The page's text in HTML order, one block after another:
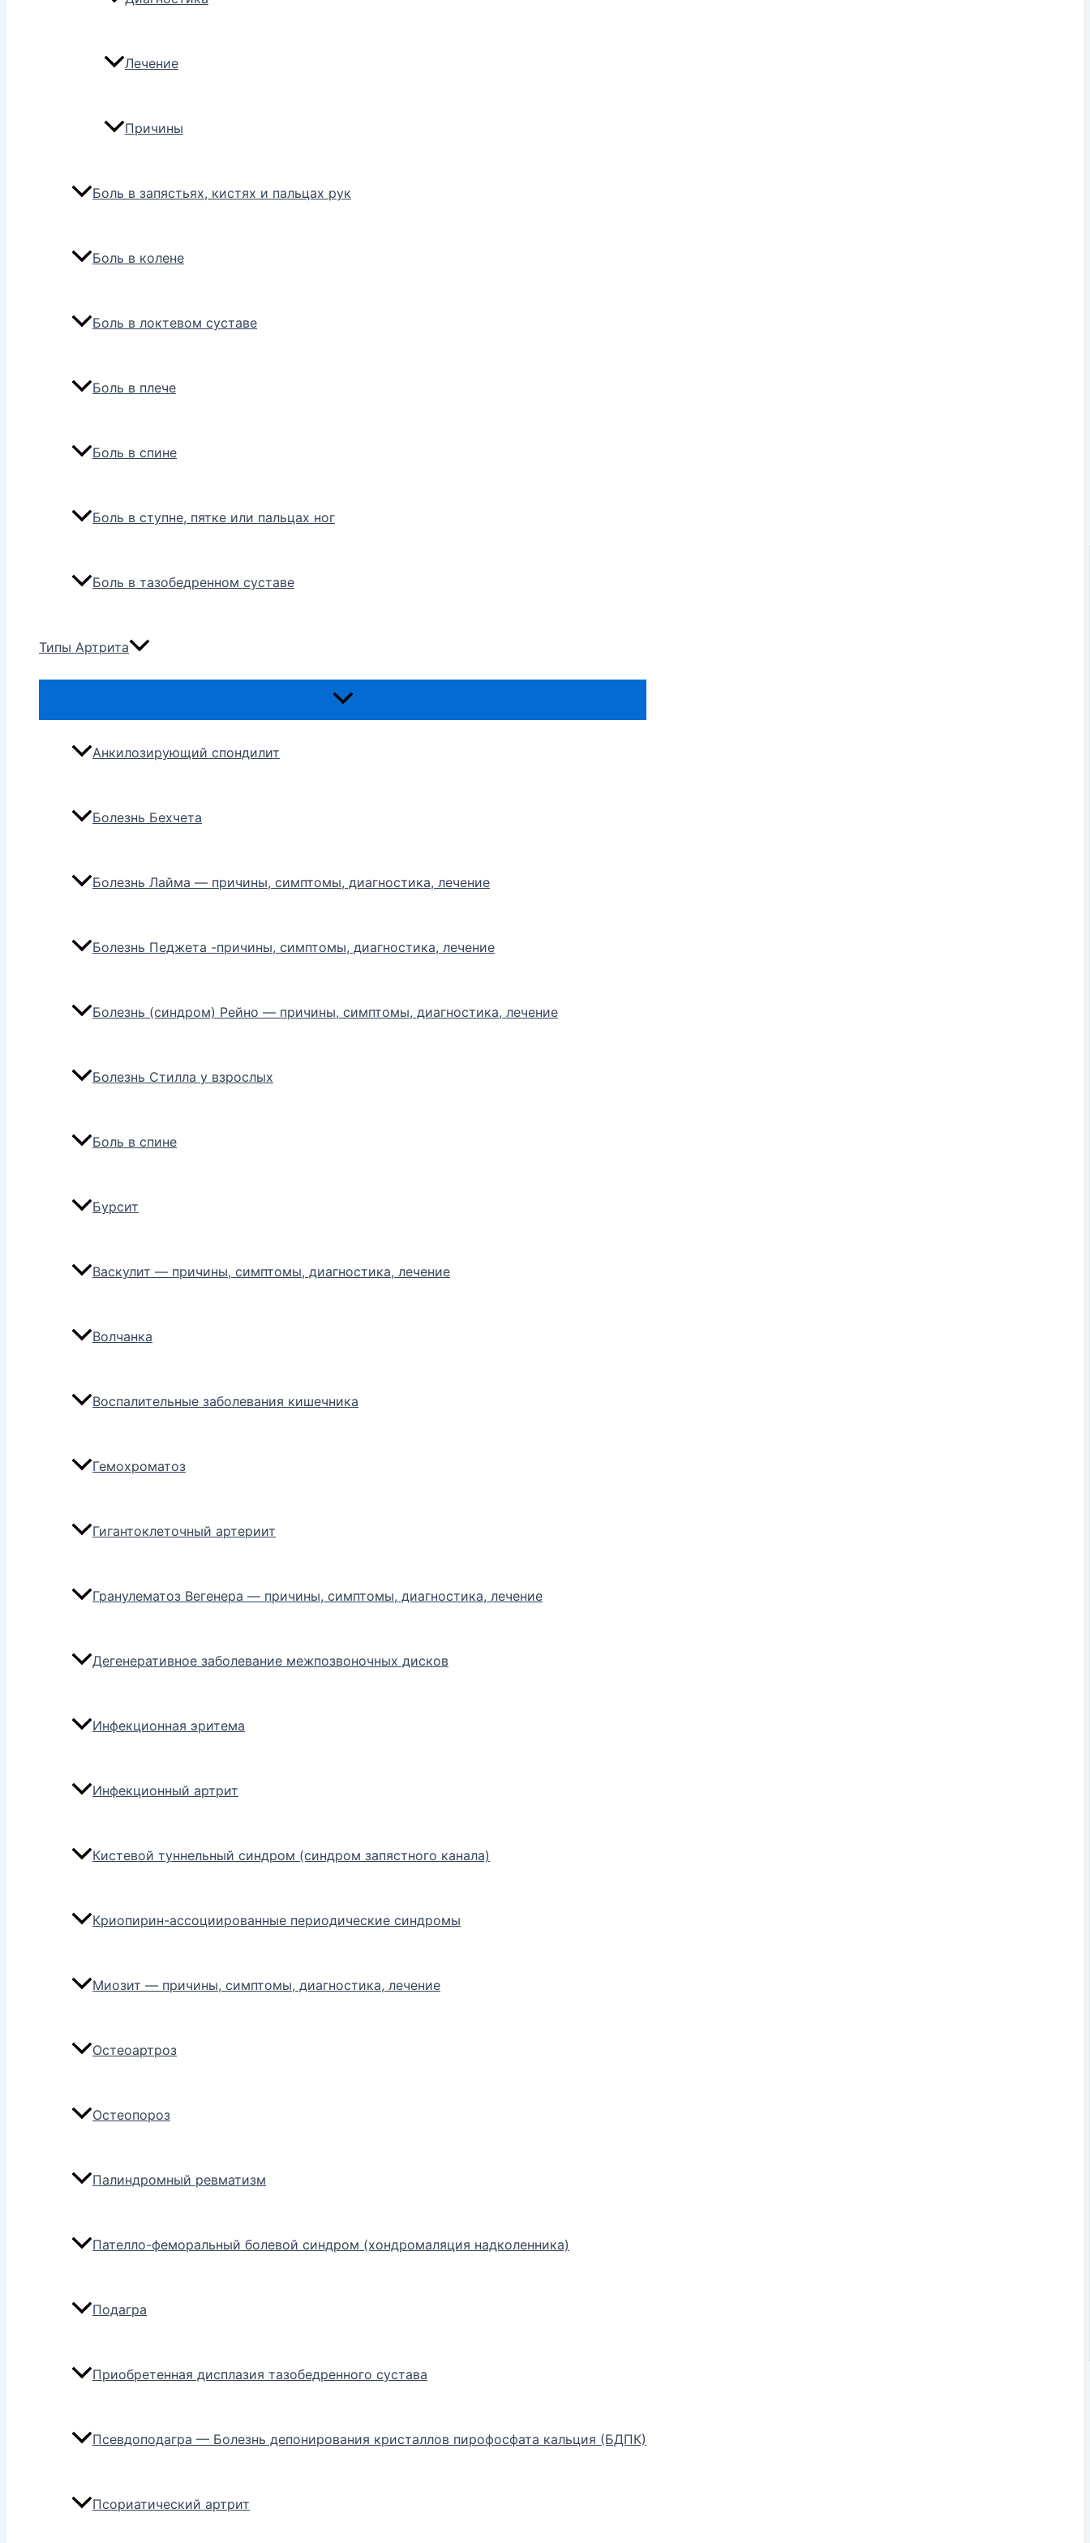
Лечение
Причины
Боль в запястьях, кистях и пальцах рук
Боль в колене
Боль в локтевом суставе
Боль в плече
Боль в спине
Боль в ступне, пятке или пальцах ног
Боль в тазобедренном суставе
Типы Артрита
Переключатель
Анкилозирующий спондилит
Болезнь Бехчета
Болезнь Лайма — причины, симптомы, диагностика, лечение
Болезнь Педжета -причины, симптомы, диагностика, лечение
Болезнь (синдром) Рейно — причины, симптомы, диагностика, лечение
Болезнь Стилла у взрослых
Боль в спине
Бурсит
Васкулит — причины, симптомы, диагностика, лечение
Волчанка
Воспалительные заболевания кишечника
Гемохроматоз
Гигантоклеточный артериит
Гранулематоз Вегенера — причины, симптомы, диагностика, лечение
Дегенеративное заболевание межпозвоночных дисков
Инфекционная эритема
Инфекционный артрит
Кистевой туннельный синдром (синдром запястного канала)
Криопирин-ассоциированные периодические синдромы
Миозит — причины, симптомы, диагностика, лечение
Остеоартроз
Остеопороз
Палиндромный ревматизм
Пателло-феморальный болевой синдром (хондромаляция надколенника)
Подагра
Приобретенная дисплазия тазобедренного сустава
Псевдоподагра — Болезнь депонирования кристаллов пирофосфата кальция (БДПК)
Псориатический артрит